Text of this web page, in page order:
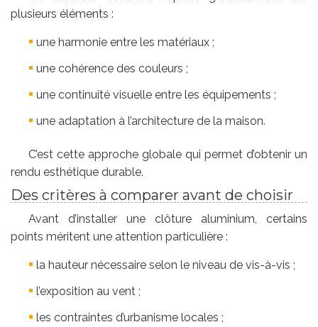
plusieurs éléments :
une harmonie entre les matériaux ;
une cohérence des couleurs ;
une continuité visuelle entre les équipements ;
une adaptation à l’architecture de la maison.
C’est cette approche globale qui permet d’obtenir un
rendu esthétique durable.
Des critères à comparer avant de choisir
Avant d’installer une clôture aluminium, certains
points méritent une attention particulière :
la hauteur nécessaire selon le niveau de vis-à-vis ;
l’exposition au vent ;
les contraintes d’urbanisme locales ;